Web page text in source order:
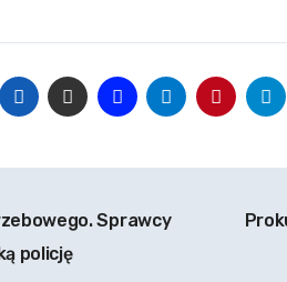
Sprawcy
policję